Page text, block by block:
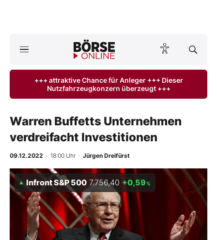
ktuelle Ausgabe BÖRSE ONLINE lesen
Anlageprodukte
Finanz-Check
BO-Musterdepots
Experten
Mein B:O
+++ attraktive Chance für Anleger +++ Dieser
Nutzfahrzeugkonzern überzeugt +++
Warren Buffetts Unternehmen
verdreifacht Investitionen
09.12.2022 · 18:00 Uhr · Jürgen Dreifürst
Infront S&P 500 7.756,40 +0,59 %